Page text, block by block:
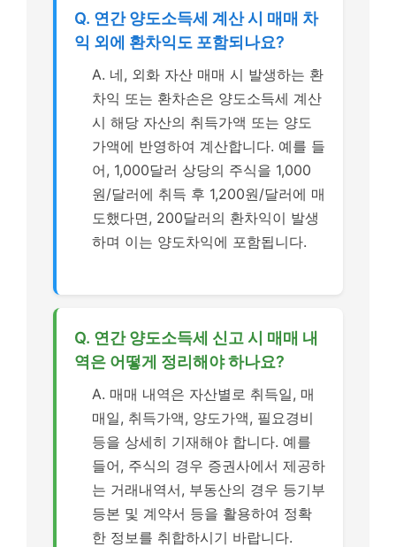
Q. 연간 양도소득세 계산 시 매매 차
익 외에 환차익도 포함되나요?
A. 네, 외화 자산 매매 시 발생하는 환
차익 또는 환차손은 양도소득세 계산
시 해당 자산의 취득가액 또는 양도
가액에 반영하여 계산합니다. 예를 들
어, 1,000달러 상당의 주식을 1,000
원/달러에 취득 후 1,200원/달러에 매
도했다면, 200달러의 환차익이 발생
하며 이는 양도차익에 포함됩니다.
Q. 연간 양도소득세 신고 시 매매 내
역은 어떻게 정리해야 하나요?
A. 매매 내역은 자산별로 취득일, 매
매일, 취득가액, 양도가액, 필요경비
등을 상세히 기재해야 합니다. 예를
들어, 주식의 경우 증권사에서 제공하
는 거래내역서, 부동산의 경우 등기부
등본 및 계약서 등을 활용하여 정확
한 정보를 취합하시기 바랍니다.